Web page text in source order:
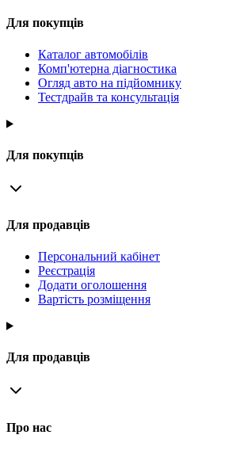
Для покупців
Каталог автомобілів
Комп'ютерна діагностика
Огляд авто на підйомнику
Тестдрайв та консультація
Для покупців
Для продавців
Персональний кабінет
Реєстрація
Додати оголошення
Вартість розміщення
Для продавців
Про нас